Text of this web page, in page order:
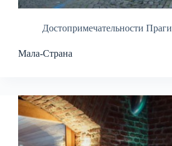
Достопримечательности Праги
Мала-Страна